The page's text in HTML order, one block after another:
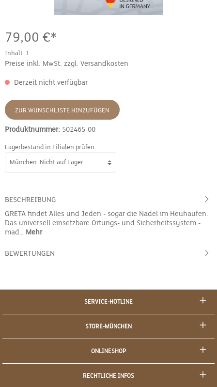
79,00 €*
Inhalt: 1
Preise inkl. MwSt. zzgl. Versandkosten
Derzeit nicht verfügbar
ZUR WUNSCHLISTE HINZUFÜGEN
Produktnummer: 502465-00
Lagerbestand in Filialen prüfen:
BESCHREIBUNG
GRETA findet Alles und Jeden - sogar die Nadel im Heuhaufen.
Das universell einsetzbare Ortungs- und Sicherheitssystem -
mad… Mehr
BEWERTUNGEN
SERVICE-HOTLINE
STORE-MÜNCHEN
ONLINESHOP
RECHTLICHE INFOS